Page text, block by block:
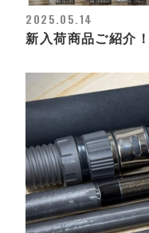
2025.05.14
新入荷商品ご紹介！